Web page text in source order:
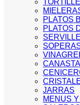
PLATOS
PLATOS
JARRAS
MENUS